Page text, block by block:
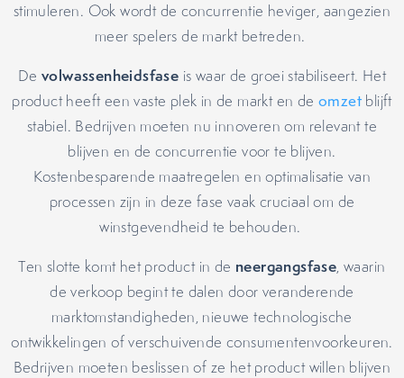
stimuleren. Ook wordt de concurrentie heviger, aangezien
meer spelers de markt betreden.
De volwassenheidsfase is waar de groei stabiliseert. Het
product heeft een vaste plek in de markt en de omzet blijft
stabiel. Bedrijven moeten nu innoveren om relevant te
blijven en de concurrentie voor te blijven.
Kostenbesparende maatregelen en optimalisatie van
processen zijn in deze fase vaak cruciaal om de
winstgevendheid te behouden.
Ten slotte komt het product in de neergangsfase, waarin
de verkoop begint te dalen door veranderende
marktomstandigheden, nieuwe technologische
ontwikkelingen of verschuivende consumentenvoorkeuren.
Bedrijven moeten beslissen of ze het product willen blijven